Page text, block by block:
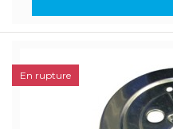
En rupture